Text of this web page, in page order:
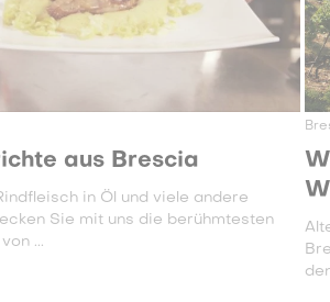
aus Brescia
in Öl und viele andere
Sie mit uns die berühmtesten
...